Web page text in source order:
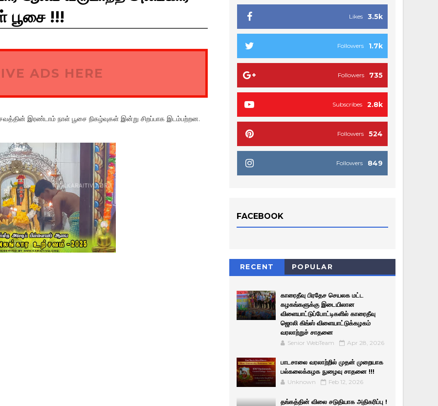
பூசை !!!
ADS HERE
இரண்டாம் நாள் பூசை நிகழ்வுகள் இன்று சிறப்பாக இடம்பற்றன.
3.5k
Likes
1.7k
Followers
735
Followers
2.8k
Subscribes
524
Followers
849
Followers
FACEBOOK
RECENT POPULAR
காரைதீவு பிரதேச செயலக மட்ட
கழகங்களுக்கு இடையிலான
விளையாட்டுப்போட்டிகளில் காரைதீவு
ஜொலி கிங்ஸ் விளையாட்டுக்கழகம்
வரலாற்றுச் சாதனை
Senior WebTeam Apr 28, 2026
பாடசாலை வரலாற்றில் முதன் முறையாக
பல்கலைக்கழக நுழைவு சாதனை !!!
Unknown Feb 12, 2026
தங்கத்தின் விலை சடுதியாக அதிகரிப்பு !